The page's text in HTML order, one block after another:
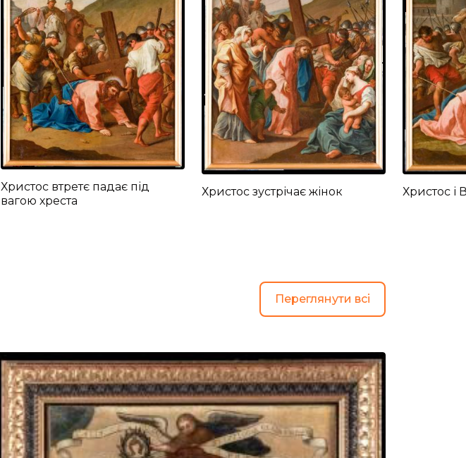
Христос втретє падає під
вагою хреста
Христос зустрічає жінок Христос і
Переглянути всі